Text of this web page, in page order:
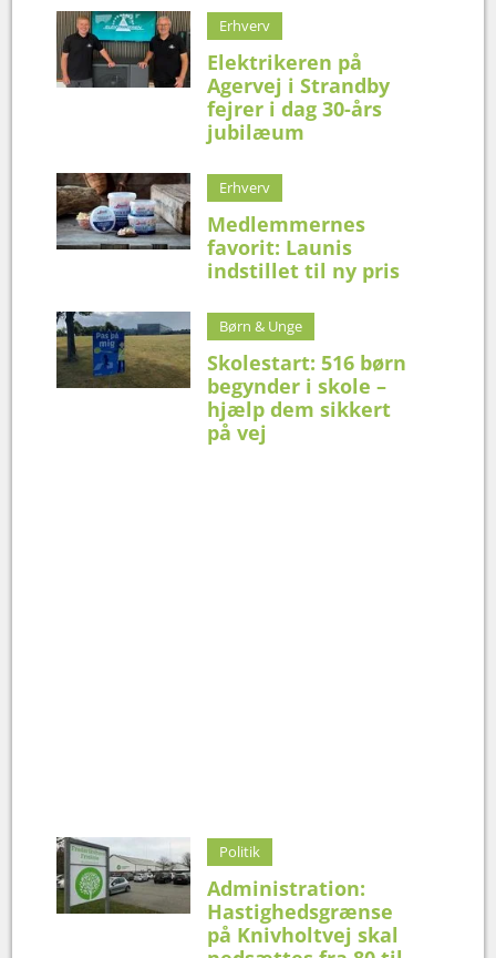
Erhverv
Elektrikeren på
Agervej i Strandby
fejrer i dag 30-års
jubilæum
Erhverv
Medlemmernes
favorit: Launis
indstillet til ny pris
Børn & Unge
Skolestart: 516 børn
begynder i skole –
hjælp dem sikkert
på vej
Politik
Administration:
Hastighedsgrænse
på Knivholtvej skal